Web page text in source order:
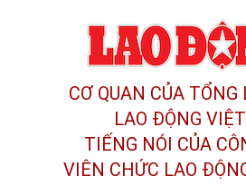
CƠ QUAN CỦA
LAO ĐỘNG
TIẾNG NÓI CỦA
VIÊN CHỨC LAO